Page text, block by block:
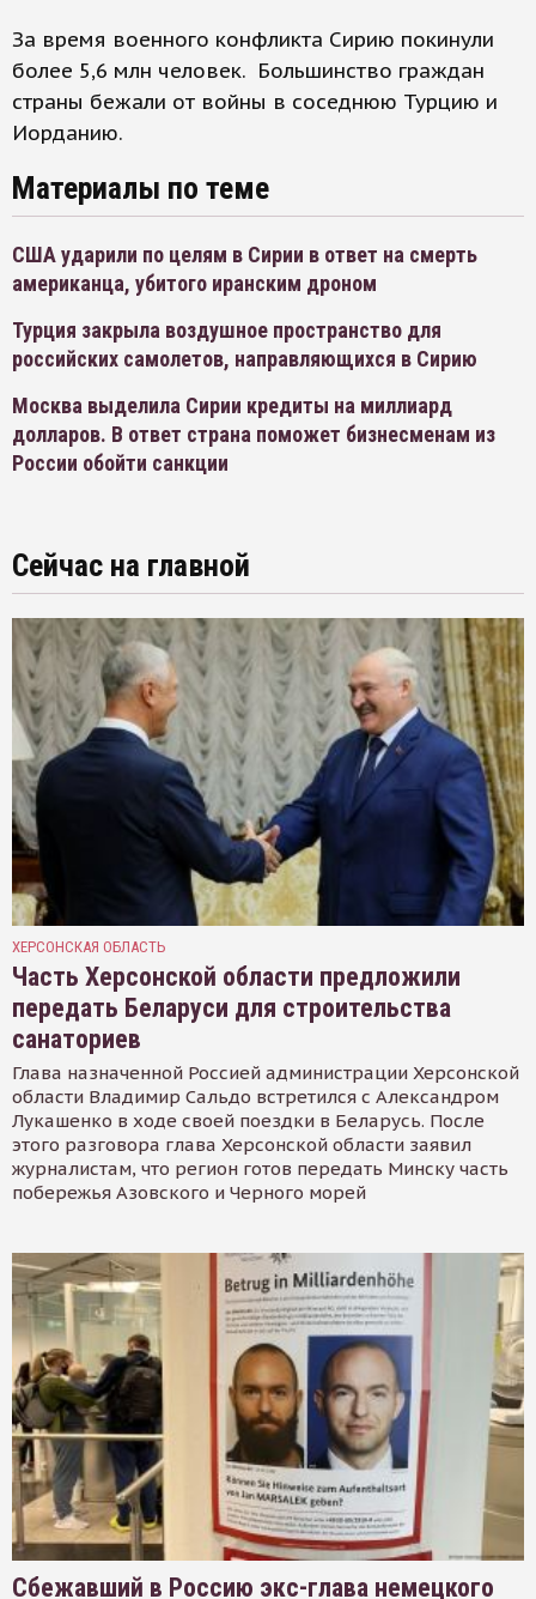
За время военного конфликта Сирию покинули
более 5,6 млн человек. Большинство граждан
страны бежали от войны в соседнюю Турцию и
Иорданию.
Материалы по теме
США ударили по целям в Сирии в ответ на смерть
американца, убитого иранским дроном
Турция закрыла воздушное пространство для
российских самолетов, направляющихся в Сирию
Москва выделила Сирии кредиты на миллиард
долларов. В ответ страна поможет бизнесменам из
России обойти санкции
Сейчас на главной
ХЕРСОНСКАЯ ОБЛАСТЬ
Часть Херсонской области предложили
передать Беларуси для строительства
санаториев
Глава назначенной Россией администрации Херсонской
области Владимир Сальдо встретился с Александром
Лукашенко в ходе своей поездки в Беларусь. После
этого разговора глава Херсонской области заявил
журналистам, что регион готов передать Минску часть
побережья Азовского и Черного морей
Сбежавший в Россию экс-глава немецкого